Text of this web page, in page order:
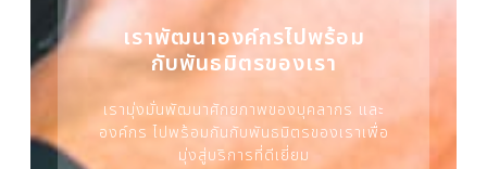
เราพัฒนาองค์กรไปพร้อม
กับพันธมิตรของเรา
เรามุ่งมั่นพัฒนาศักยภาพของบุคลากร และ
องค์กร ไปพร้อมกันกับพันธมิตรของเราเพื่อ
มุ่งสู่บริการที่ดีเยี่ยม